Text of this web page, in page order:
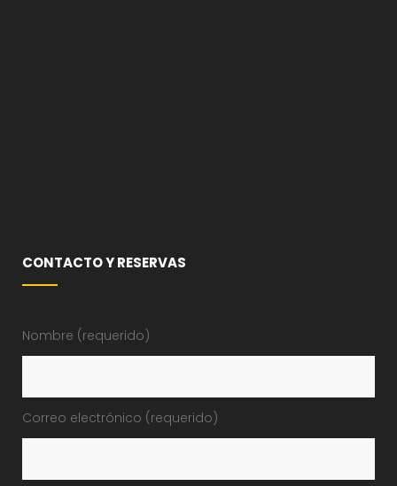
CONTACTO Y RESERVAS
Nombre (requerido)
Correo electrónico (requerido)